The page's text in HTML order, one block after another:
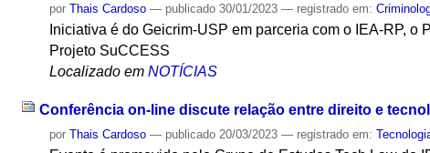
porThais Cardoso — publicado 30/01/2023— registrado em:
Iniciativa é do Geicrim-USP em parceria com o IEA-RP,
Projeto SuCCESS
Localizado em NOTÍCIAS
Conferência on-line discute relação entre direito e
porThais Cardoso — publicado 20/03/2023— registrado em: